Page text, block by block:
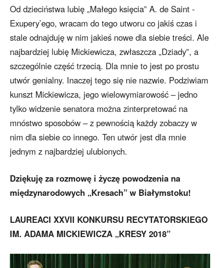
Od dzieciństwa lubię „Małego księcia” A. de Saint -
Exupery’ego, wracam do tego utworu co jakiś czas i
stale odnajduję w nim jakieś nowe dla siebie treści. Ale
najbardziej lubię Mickiewicza, zwłaszcza „Dziady”, a
szczególnie część trzecią. Dla mnie to jest po prostu
utwór genialny. Inaczej tego się nie nazwie. Podziwiam
kunszt Mickiewicza, jego wielowymiarowość – jedno
tylko widzenie senatora można zinterpretować na
mnóstwo sposobów – z pewnością każdy zobaczy w
nim dla siebie co innego. Ten utwór jest dla mnie
jednym z najbardziej ulubionych.
Dziękuję za rozmowę i życzę powodzenia na
międzynarodowych „Kresach” w Białymstoku!
LAUREACI XXVII KONKURSU RECYTATORSKIEGO
IM. ADAMA MICKIEWICZA „KRESY 2018”